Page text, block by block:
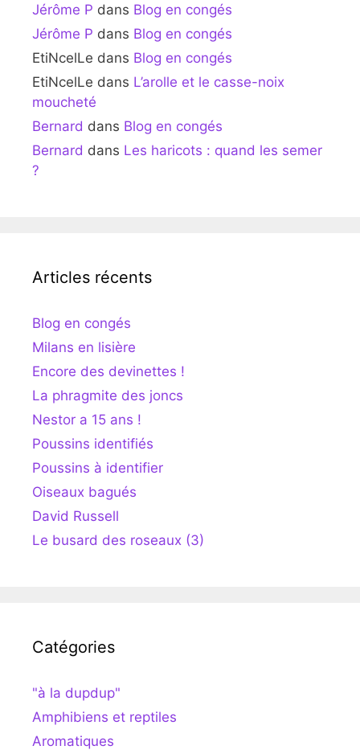
Jérôme P dans Blog en congés
Jérôme P dans Blog en congés
EtiNcelLe dans Blog en congés
EtiNcelLe dans L’arolle et le casse-noix
moucheté
Bernard dans Blog en congés
Bernard dans Les haricots : quand les semer
?
Articles récents
Blog en congés
Milans en lisière
Encore des devinettes !
La phragmite des joncs
Nestor a 15 ans !
Poussins identifiés
Poussins à identifier
Oiseaux bagués
David Russell
Le busard des roseaux (3)
Catégories
"à la dupdup"
Amphibiens et reptiles
Aromatiques